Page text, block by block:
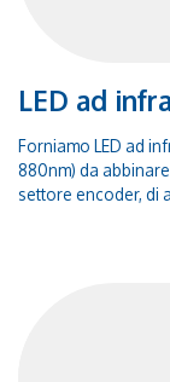
LED ad
Forniamo LED ad
880nm) da
settore encoder, di